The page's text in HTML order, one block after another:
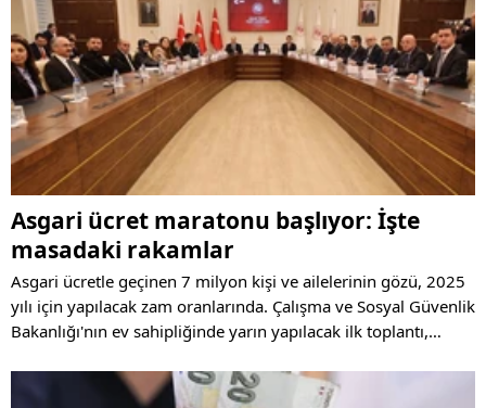
Asgari ücret maratonu başlıyor: İşte
masadaki rakamlar
Asgari ücretle geçinen 7 milyon kişi ve ailelerinin gözü, 2025
yılı için yapılacak zam oranlarında. Çalışma ve Sosyal Güvenlik
Bakanlığı'nın ev sahipliğinde yarın yapılacak ilk toplantı,